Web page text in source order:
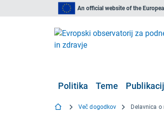
An official website of the
Politika Teme
Več dogodkov